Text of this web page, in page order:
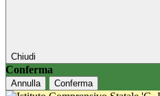
Chiudi
Conferma
Annulla Conferma